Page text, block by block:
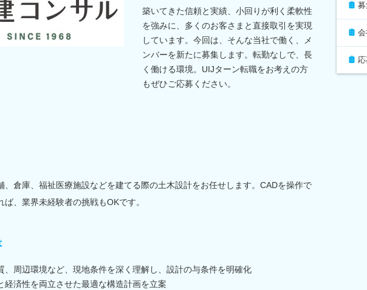
築いてきた信頼と実績、小回りが利く柔軟性
を強みに、多くのお客さまと直接取引を実現
しています。今回は、そんな当社で働く、メ
ンバーを新たに募集します。転勤なしで、長
く働ける環境。UIJターン転職をお考えの方
もぜひご応募ください。
、倉庫、福祉医療施設などを建てる際の土木設計をお任せします。CADを操作で
ば、業界未経験者の挑戦もOKです。
、周辺環境など、現地条件を深く理解し、設計の与条件を明確化
経済性を両立させた最適な構造計画を立案